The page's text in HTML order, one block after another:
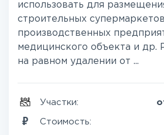
использовать для
строительных
производственных
медицинского объекта и др.
на равном удалении от ...
Участки:
Стоимость: